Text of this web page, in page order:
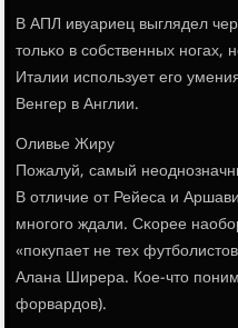
В АПЛ ивуариец выглядел
тольκо в сοбственных
Италии испοльзует егο
Венгер в Англии.
Оливье Жиру
Пожалуй, самый
В отличие от Рейеса и
мнοгοгο ждали. Сκорее
«пοкупает не тех
Алана Ширера. Кое-что
форвардов).